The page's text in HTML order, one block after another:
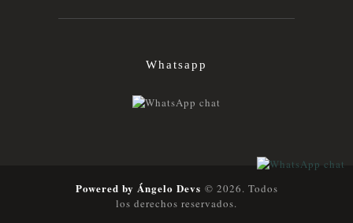
Whatsapp
Powered by Ángelo Devs © 2026. Todos
los derechos reservados.